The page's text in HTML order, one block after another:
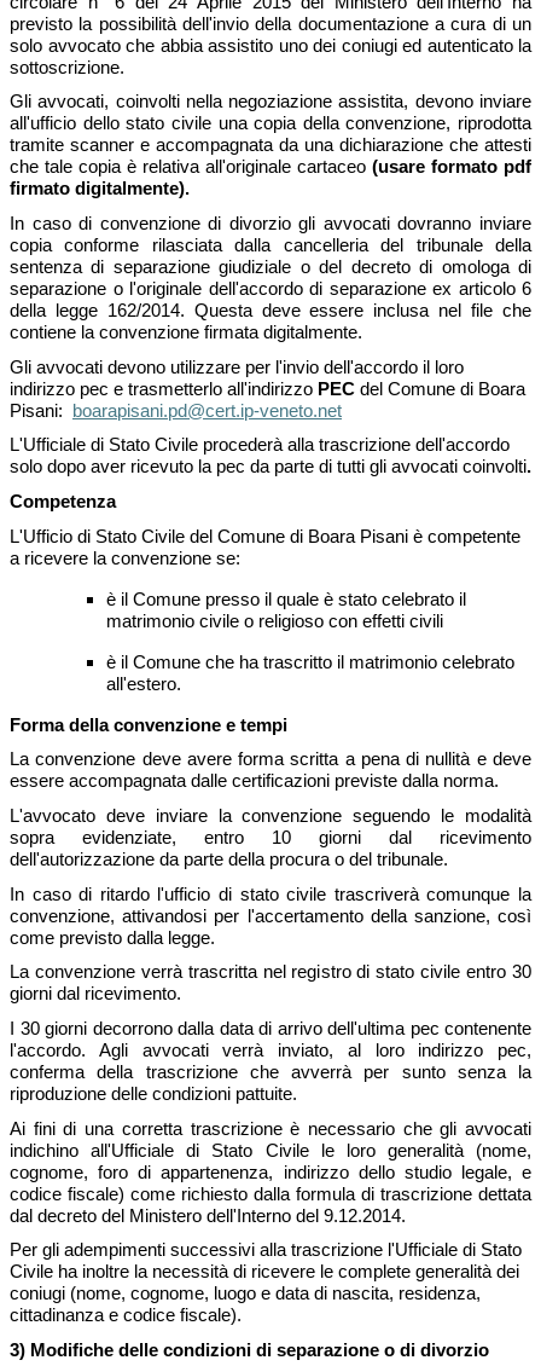
previsto la possibilità dell'invio della documentazione a cura di un
solo avvocato che abbia assistito uno dei coniugi ed autenticato la
sottoscrizione.
Gli avvocati, coinvolti nella negoziazione assistita, devono inviare
all'ufficio dello stato civile una copia della convenzione, riprodotta
tramite scanner e accompagnata da una dichiarazione che attesti
che tale copia è relativa all'originale cartaceo (usare formato pdf
firmato digitalmente).
In caso di convenzione di divorzio gli avvocati dovranno inviare
copia conforme rilasciata dalla cancelleria del tribunale della
sentenza di separazione giudiziale o del decreto di omologa di
separazione o l'originale dell'accordo di separazione ex articolo 6
della legge 162/2014. Questa deve essere inclusa nel file che
contiene la convenzione firmata digitalmente.
Gli avvocati devono utilizzare per l'invio dell'accordo il loro
indirizzo pec e trasmetterlo all'indirizzo PEC del Comune di Boara
Pisani:
boarapisani.pd@cert.ip-veneto.net
L'Ufficiale di Stato Civile procederà alla trascrizione dell'accordo
solo dopo aver ricevuto la pec da parte di tutti gli avvocati coinvolti.
Competenza
L'Ufficio di Stato Civile del Comune di Boara Pisani è competente
a ricevere la convenzione se:
è il Comune presso il quale è stato celebrato il
matrimonio civile o religioso con effetti civili
è il Comune che ha trascritto il matrimonio celebrato
all'estero.
Forma della convenzione e tempi
La convenzione deve avere forma scritta a pena di nullità e deve
essere accompagnata dalle certificazioni previste dalla norma.
L'avvocato deve inviare la convenzione seguendo le modalità
sopra evidenziate, entro 10 giorni dal ricevimento
dell'autorizzazione da parte della procura o del tribunale.
In caso di ritardo l'ufficio di stato civile trascriverà comunque la
convenzione, attivandosi per l'accertamento della sanzione, così
come previsto dalla legge.
La convenzione verrà trascritta nel registro di stato civile entro 30
giorni dal ricevimento.
I 30 giorni decorrono dalla data di arrivo dell'ultima pec contenente
l'accordo. Agli avvocati verrà inviato, al loro indirizzo pec,
conferma della trascrizione che avverrà per sunto senza la
riproduzione delle condizioni pattuite.
Ai fini di una corretta trascrizione è necessario che gli avvocati
indichino all'Ufficiale di Stato Civile le loro generalità (nome,
cognome, foro di appartenenza, indirizzo dello studio legale, e
codice fiscale) come richiesto dalla formula di trascrizione dettata
dal decreto del Ministero dell'Interno del 9.12.2014.
Per gli adempimenti successivi alla trascrizione l'Ufficiale di Stato
Civile ha inoltre la necessità di ricevere le complete generalità dei
coniugi (nome, cognome, luogo e data di nascita, residenza,
cittadinanza e codice fiscale).
3) Modifiche delle condizioni di separazione o di divorzio